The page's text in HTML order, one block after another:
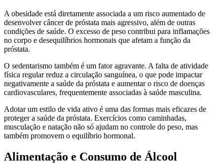
A obesidade está diretamente associada a um risco aumentado de
desenvolver câncer de próstata mais agressivo, além de outras
condições de saúde. O excesso de peso contribui para inflamações
no corpo e desequilíbrios hormonais que afetam a função da
próstata.
O sedentarismo também é um fator agravante. A falta de atividade
física regular reduz a circulação sanguínea, o que pode impactar
negativamente a saúde da próstata e aumentar o risco de doenças
cardiovasculares, frequentemente associadas à saúde masculina.
Adotar um estilo de vida ativo é uma das formas mais eficazes de
proteger a saúde da próstata. Exercícios como caminhadas,
musculação e natação não só ajudam no controle do peso, mas
também promovem o equilíbrio hormonal.
Alimentação e Consumo de Álcool